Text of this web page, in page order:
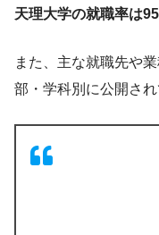
天理大学の就職率は
また、主な就職先や
部・学科別に公開され